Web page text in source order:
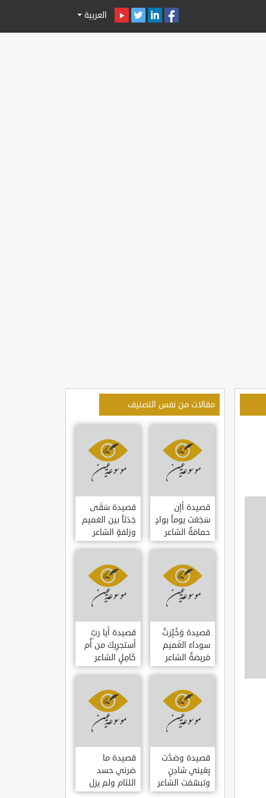
العربية
مقالات من نفس التصنيف
قصيدة أإن
سَجَعَت يوماً بوادٍ
حمامَةٌ الشاعر
العوام بن عقبة
قصيدة سَقَى
جَدَثاً بين الغميم
وزلفةٍ الشاعر
العوام بن عقبة
قصيدة وَخُبِّرتُ
سوداءَ الغَميم
مَريضةٌ الشاعر
العوام بن عقبة
قصيدة أيا ربِّ
أستجرِيكَ من أُم
كَامِلٍ الشاعر
العوام بن عقبة
قصيدة وصَدَّت
بِعَيني شادِنٍ
وتبسّمَت الشاعر
العوام بن عقبة
قصيدة ما
ضرني حسد
اللئام ولم يزل
الشاعر عمارة بن